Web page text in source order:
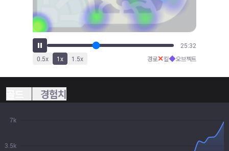
28:17
0.5x 1x 1.5x 경로✕킬◆오브젝트
경험치
3.5k
7k